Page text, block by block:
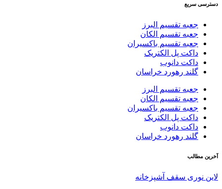
دسترسی سریع
جعبه تقسیم البرز
جعبه تقسیم الکان
جعبه تقسیم باکسیران
داکت پل الکتریک
داکت دانوب
گلند رهورد خراسان
جعبه تقسیم البرز
جعبه تقسیم الکان
جعبه تقسیم باکسیران
داکت پل الکتریک
داکت دانوب
گلند رهورد خراسان
آخرین مطالب
لاین نوری سقف آشپزخانه